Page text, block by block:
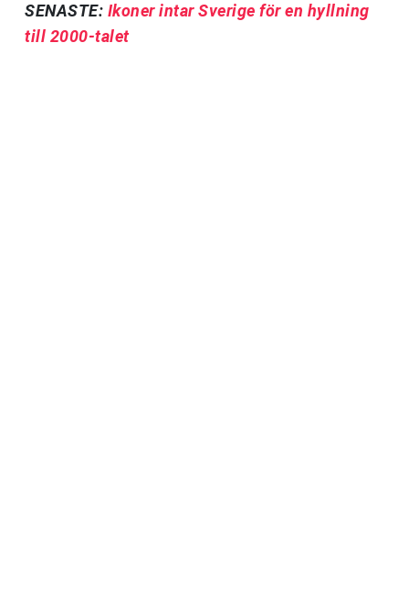
SENASTE: Ikoner intar Sverige för en hyllning
till 2000-talet